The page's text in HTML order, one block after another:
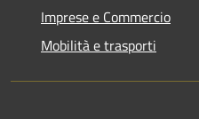
Imprese e Commercio
Mobilità e trasporti